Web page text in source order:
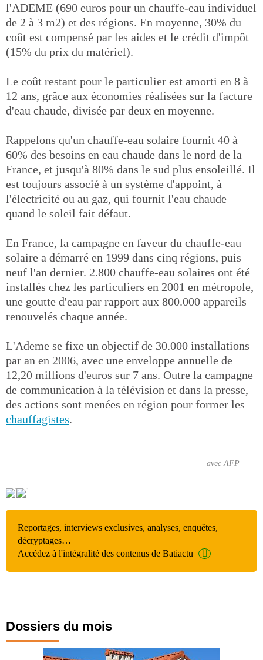
l'ADEME (690 euros pour un chauffe-eau individuel
de 2 à 3 m2) et des régions. En moyenne, 30% du
coût est compensé par les aides et le crédit d'impôt
(15% du prix du matériel).
Le coût restant pour le particulier est amorti en 8 à
12 ans, grâce aux économies réalisées sur la facture
d'eau chaude, divisée par deux en moyenne.
Rappelons qu'un chauffe-eau solaire fournit 40 à
60% des besoins en eau chaude dans le nord de la
France, et jusqu'à 80% dans le sud plus ensoleillé. Il
est toujours associé à un système d'appoint, à
l'électricité ou au gaz, qui fournit l'eau chaude
quand le soleil fait défaut.
En France, la campagne en faveur du chauffe-eau
solaire a démarré en 1999 dans cinq régions, puis
neuf l'an dernier. 2.800 chauffe-eau solaires ont été
installés chez les particuliers en 2001 en métropole,
une goutte d'eau par rapport aux 800.000 appareils
renouvelés chaque année.
L'Ademe se fixe un objectif de 30.000 installations
par an en 2006, avec une enveloppe annuelle de
12,20 millions d'euros sur 7 ans. Outre la campagne
de communication à la télévision et dans la presse,
des actions sont menées en région pour former les
chauffagistes.
avec AFP
Reportages, interviews exclusives, analyses, enquêtes,
décryptages…
Accédez à l'intégralité des contenus de Batiactu
Dossiers du mois